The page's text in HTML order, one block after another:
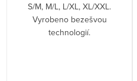
S/M, M/L, L/XL, XL/XXL.
Vyrobeno bezešvou
technologií.